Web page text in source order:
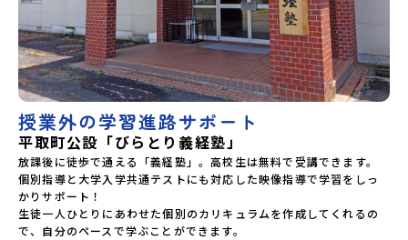
授業外の学習進路サポート
平取町公設「びらとり義経塾」
放課後に徒歩で通える「義経塾」。高校生は無料で受講できます。
個別指導と大学入学共通テストにも対応した映像指導で学習をしっ
かりサポート！
生徒一人ひとりにあわせた個別のカリキュラムを作成してくれるの
で、自分のペースで学ぶことができます。